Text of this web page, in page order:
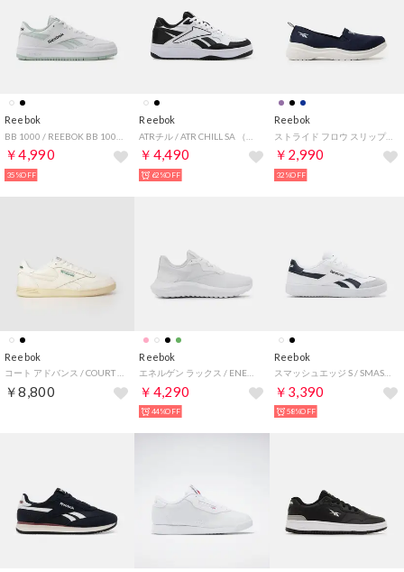
Reebok
￥4,990
35%OFF
Reebok
￥4,490
62%OFF
Reebok
ストライド フロウ スリップ / STRIDE FLOW SLIP （ネイビー）
￥2,990
32%OFF
Reebok
￥8,800
Reebok
￥4,290
44%OFF
Reebok
スマッシュエッジ S / SMASH EDGE S （フットウェアホワイト）
￥3,390
58%OFF